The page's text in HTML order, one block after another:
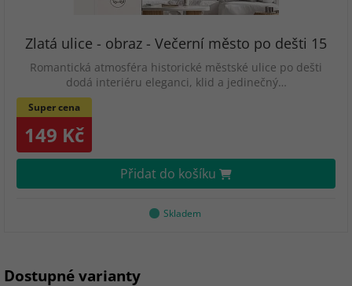
Zlatá ulice - obraz - Večerní město po dešti 15
Romantická atmosféra historické městské ulice po dešti
dodá interiéru eleganci, klid a jedinečný…
Super cena
149 Kč
Přidat do košíku
Skladem
Dostupné varianty